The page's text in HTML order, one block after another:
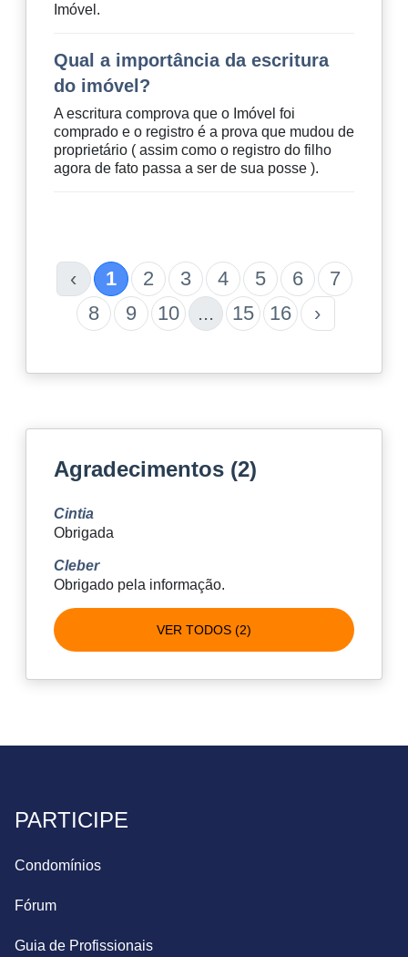
Imóvel.
Qual a importância da escritura
do imóvel?
A escritura comprova que o Imóvel foi
comprado e o registro é a prova que mudou de
proprietário ( assim como o registro do filho
agora de fato passa a ser de sua posse ).
‹ 1 2 3 4 5 6
7
8
9 10 ... 15 16 ›
Agradecimentos (2)
Cintia
Obrigada
Cleber
Obrigado pela informação.
VER TODOS (2)
PARTICIPE
Condomínios
Fórum
Guia de Profissionais